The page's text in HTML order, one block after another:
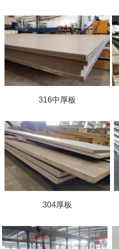
316中厚板
304厚板